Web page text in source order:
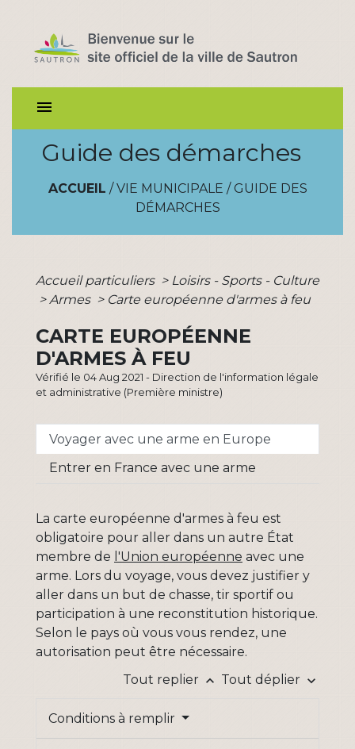
menu
Guide des démarches
ACCUEIL / VIE MUNICIPALE / GUIDE DES
DÉMARCHES
Accueil particuliers > Loisirs - Sports - Culture
> Armes > Carte européenne d'armes à feu
CARTE EUROPÉENNE
D'ARMES À FEU
Vérifié le 04 Aug 2021 - Direction de l'information légale
et administrative (Première ministre)
Voyager avec une arme en Europe
Entrer en France avec une arme
La carte européenne d'armes à feu est
obligatoire pour aller dans un autre État
membre de l'Union européenne avec une
arme. Lors du voyage, vous devez justifier y
aller dans un but de chasse, tir sportif ou
participation à une reconstitution historique.
Selon le pays où vous vous rendez, une
autorisation peut être nécessaire.
Tout replier keyboard_arrow_up Tout déplier keyboard_arrow_down
Conditions à remplir